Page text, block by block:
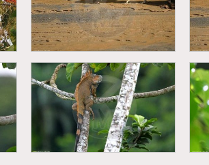
Colibri thalassin (Colibri
thalassinus)
Bihoreau violacé
(Nyctanassa violacea)